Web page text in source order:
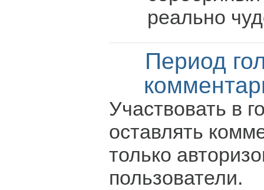
реально
Период
Участвовать в
оставлять
только
пользователи.